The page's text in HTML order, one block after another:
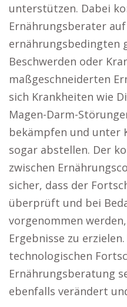
unterstützen. Dabei
Ernährungsberater
ernährungsbedingten
Beschwerden oder
maßgeschneiderten
sich Krankheiten wie
Magen-Darm-
bekämpfen und unter
sogar abstellen. Der
zwischen
sicher, dass der
überprüft und bei
vorgenommen
Ergebnisse zu
technologischen
Ernährungsberatung
ebenfalls verändert